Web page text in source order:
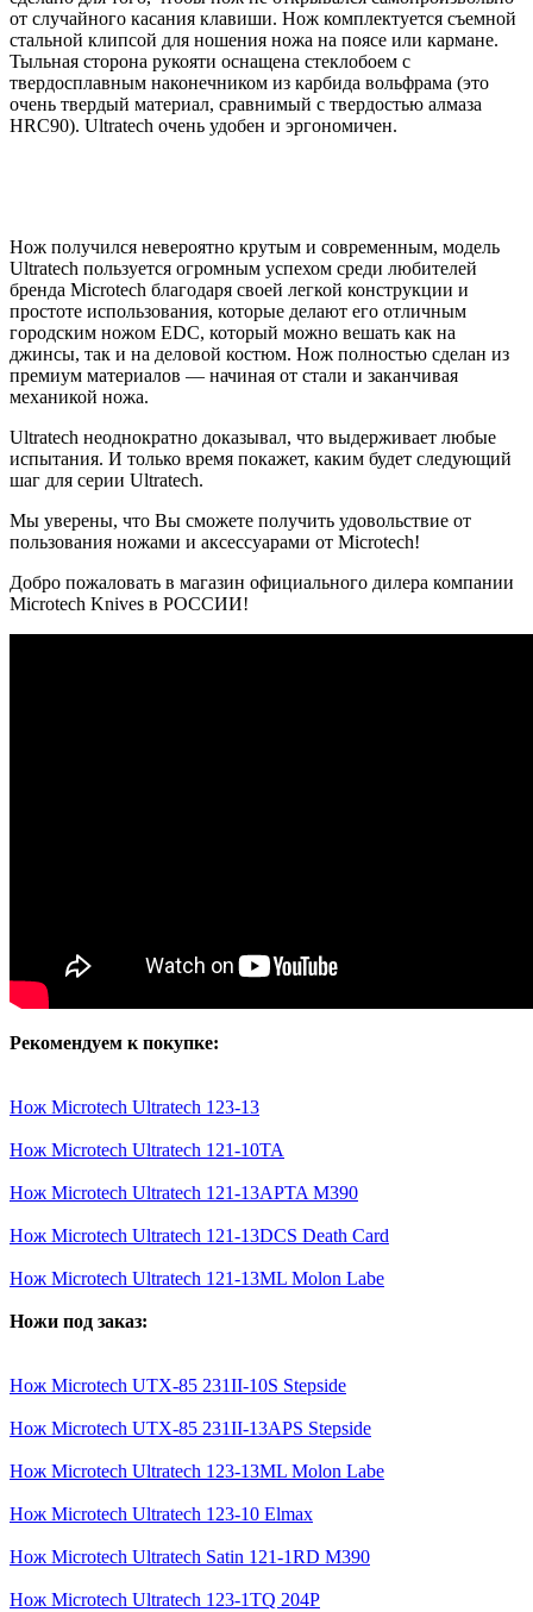
от случайного касания клавиши. Нож комплектуется съемной
стальной клипсой для ношения ножа на поясе или кармане.
Тыльная сторона рукояти оснащена стеклобоем с
твердосплавным наконечником из карбида вольфрама (это
очень твердый материал, сравнимый с твердостью алмаза
HRC90). Ultratech очень удобен и эргономичен.
Нож получился невероятно крутым и современным, модель
Ultratech пользуется огромным успехом среди любителей
бренда Microtech благодаря своей легкой конструкции и
простоте использования, которые делают его отличным
городским ножом EDC, который можно вешать как на
джинсы, так и на деловой костюм. Нож полностью сделан из
премиум материалов — начиная от стали и заканчивая
механикой ножа.
Ultratech неоднократно доказывал, что выдерживает любые
испытания. И только время покажет, каким будет следующий
шаг для серии Ultratech.
Мы уверены, что Вы сможете получить удовольствие от
пользования ножами и аксессуарами от Microtech!
Добро пожаловать в магазин официального дилера компании
Microtech Knives в РОССИИ!
Рекомендуем к покупке:
Нож Microtech Ultratech 123-13
Нож Microtech Ultratech 121-10TA
Нож Microtech Ultratech 121-13APTA M390
Нож Microtech Ultratech 121-13DCS Death Card
Нож Microtech Ultratech 121-13ML Molon Labe
Ножи под заказ:
Нож Microtech UTX-85 231II-10S Stepside
Нож Microtech UTX-85 231II-13APS Stepside
Нож Microtech Ultratech 123-13ML Molon Labe
Нож Microtech Ultratech 123-10 Elmax
Нож Microtech Ultratech Satin 121-1RD M390
Нож Microtech Ultratech 123-1TQ 204P